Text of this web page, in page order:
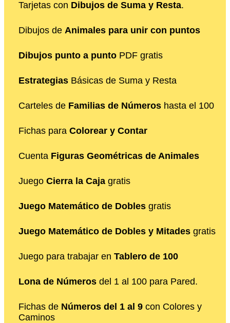
Tarjetas con Dibujos de Suma y Resta.
Dibujos de Animales para unir con puntos
Dibujos punto a punto PDF gratis
Estrategias Básicas de Suma y Resta
Carteles de Familias de Números hasta el 100
Fichas para Colorear y Contar
Cuenta Figuras Geométricas de Animales
Juego Cierra la Caja gratis
Juego Matemático de Dobles gratis
Juego Matemático de Dobles y Mitades gratis
Juego para trabajar en Tablero de 100
Lona de Números del 1 al 100 para Pared.
Fichas de Números del 1 al 9 con Colores y
Caminos